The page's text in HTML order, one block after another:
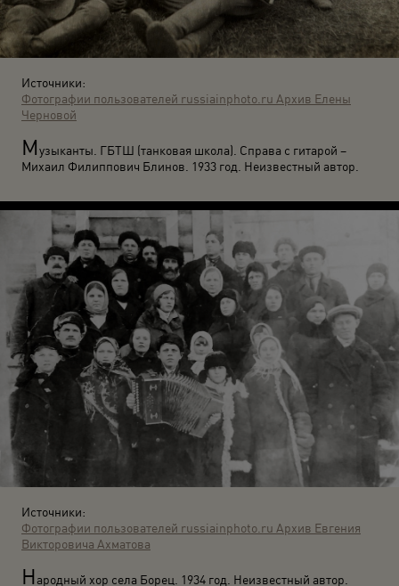
Источники:
Фотографии пользователей russiainphoto.ru Архив Елены
Черновой
Музыканты. ГБТШ (танковая школа). Справа с гитарой –
Михаил Филиппович Блинов. 1933 год. Неизвестный автор.
Источники:
Фотографии пользователей russiainphoto.ru Архив Евгения
Викторовича Ахматова
Народный хор села Борец. 1934 год. Неизвестный автор.